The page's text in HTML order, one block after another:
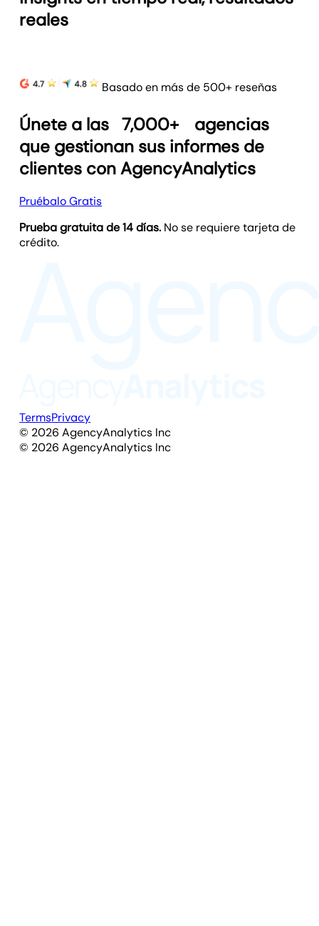
reales
Basado en más de 500+ reseñas
Únete a las 7,000+
agencias
que gestionan sus informes de
clientes con AgencyAnalytics
Pruébalo Gratis
Prueba gratuita de 14 días. No se requiere tarjeta de
crédito.
TermsPrivacy
© 2026 AgencyAnalytics Inc
© 2026 AgencyAnalytics Inc